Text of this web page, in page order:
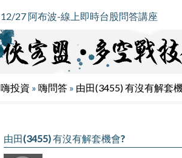
12/27 阿布波-線上即時台股問答講座
嗨投資 » 嗨問答 » 由田(3455) 有沒有解套
由田(3455) 有沒有解套機會?